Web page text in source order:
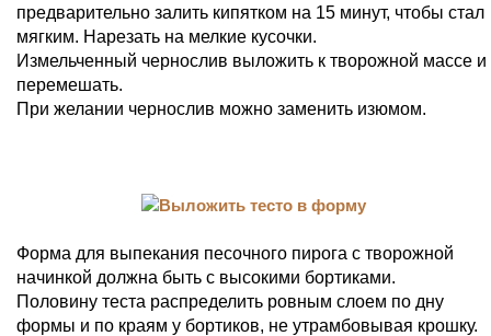
предварительно залить кипятком на 15 минут, чтобы стал
мягким. Нарезать на мелкие кусочки.
Измельченный чернослив выложить к творожной массе и
перемешать.
При желании чернослив можно заменить изюмом.
Форма для выпекания песочного пирога с творожной
начинкой должна быть с высокими бортиками.
Половину теста распределить ровным слоем по дну
формы и по краям у бортиков, не утрамбовывая крошку.